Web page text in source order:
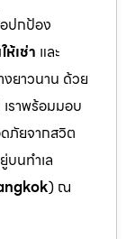
ปกป้อง
ห้เช่า และ
งยาวนาน ด้วย
ราพร้อมมอบ
ภัยจากสวิต
นทำเล
) ณ